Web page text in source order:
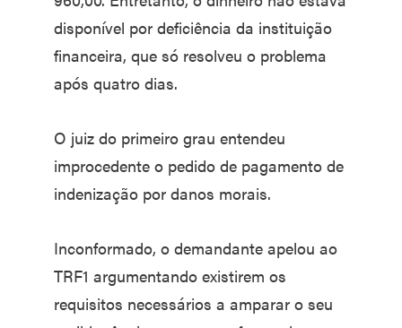
disponível por deficiência da instituição
financeira, que só resolveu o problema
após quatro dias.
O juiz do primeiro grau entendeu
improcedente o pedido de pagamento de
indenização por danos morais.
Inconformado, o demandante apelou ao
TRF1 argumentando existirem os
requisitos necessários a amparar o seu